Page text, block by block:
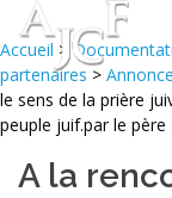
Accueil >
partenaires >
le sens de la prière
peuple juif.par le père
A la